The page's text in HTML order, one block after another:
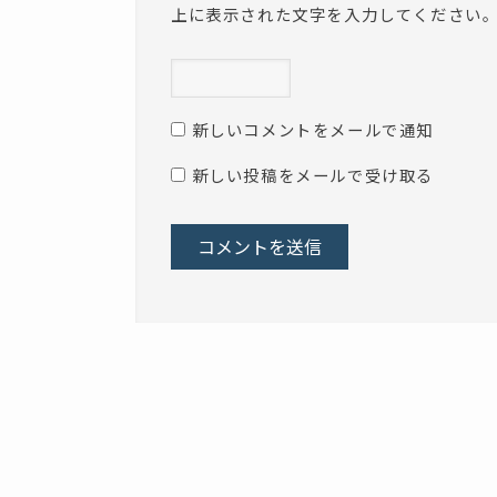
上に表示された文字を入力してください
新しいコメントをメールで通知
新しい投稿をメールで受け取る